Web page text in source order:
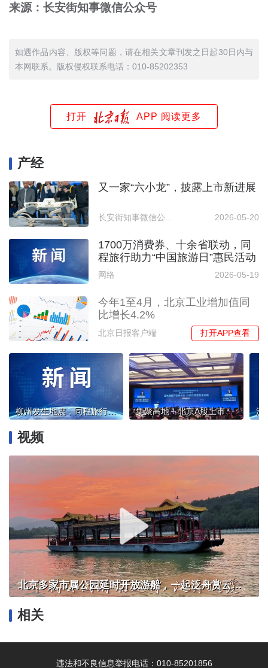
来源：长安街知事微信公众号
如遇作品内容、版权等问题，请在相关文章刊发之日起30日内与
本网联系。版权侵权联系电话：010-85202353
打开 APP 阅读更多
产经
又一家“六小龙”，披露上市新进展
长安街知事微信公众号 2026-05-20
1700万消费券、十余省联动，同
程旅行助力“中国旅游日”惠民活动
网络 2026-05-19
今年1至4月，北京工业增加值同
比增长4.2%
北京日报客户端 打开APP查看
柳州发生地震，同程旅行启动应急保障机制 集聚高地！北京A股上市公司达483家
视频
北京多家市属公园延时开放游船，一起泛舟赏云霞！
相关
违法和不良信息举报电话：010-85201856